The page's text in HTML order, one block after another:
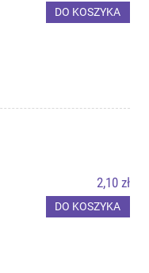
DO KOSZYKA
2,10 zł
DO KOSZYKA